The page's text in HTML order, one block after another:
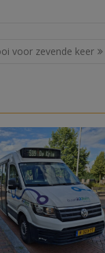
voor zevende keer